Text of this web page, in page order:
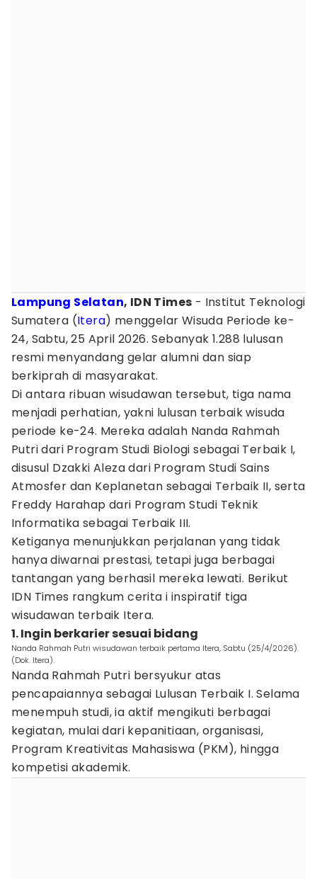
Lampung Selatan, IDN Times - Institut Teknologi
Sumatera (Itera) menggelar Wisuda Periode ke-
24, Sabtu, 25 April 2026. Sebanyak 1.288 lulusan
resmi menyandang gelar alumni dan siap
berkiprah di masyarakat.
Di antara ribuan wisudawan tersebut, tiga nama
menjadi perhatian, yakni lulusan terbaik wisuda
periode ke-24. Mereka adalah Nanda Rahmah
Putri dari Program Studi Biologi sebagai Terbaik I,
disusul Dzakki Aleza dari Program Studi Sains
Atmosfer dan Keplanetan sebagai Terbaik II, serta
Freddy Harahap dari Program Studi Teknik
Informatika sebagai Terbaik III.
Ketiganya menunjukkan perjalanan yang tidak
hanya diwarnai prestasi, tetapi juga berbagai
tantangan yang berhasil mereka lewati. Berikut
IDN Times rangkum cerita i inspiratif tiga
wisudawan terbaik Itera.
1. Ingin berkarier sesuai bidang
Nanda Rahmah Putri wisudawan terbaik pertama Itera, Sabtu (25/4/2026).
(Dok. Itera).
Nanda Rahmah Putri bersyukur atas
pencapaiannya sebagai Lulusan Terbaik I. Selama
menempuh studi, ia aktif mengikuti berbagai
kegiatan, mulai dari kepanitiaan, organisasi,
Program Kreativitas Mahasiswa (PKM), hingga
kompetisi akademik.